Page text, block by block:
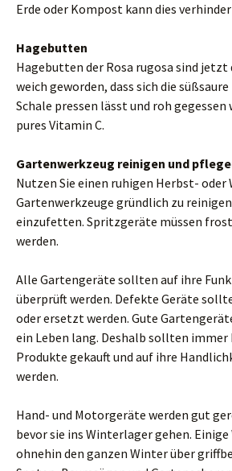
Erde oder Kompost kann dies
Hagebutten
Hagebutten der Rosa rugosa sind jetzt
weich geworden, dass sich die
Schale pressen lässt und roh gegessen
pures Vitamin C.
Gartenwerkzeug reinigen und
Nutzen Sie einen ruhigen Herbst- oder
Gartenwerkzeuge gründlich zu
einzufetten. Spritzgeräte müssen
werden.
Alle Gartengeräte sollten auf ihre
überprüft werden. Defekte Geräte
oder ersetzt werden. Gute
ein Leben lang. Deshalb sollten
Produkte gekauft und auf ihre
werden.
Hand- und Motorgeräte werden gut
bevor sie ins Winterlager gehen.
ohnehin den ganzen Winter über